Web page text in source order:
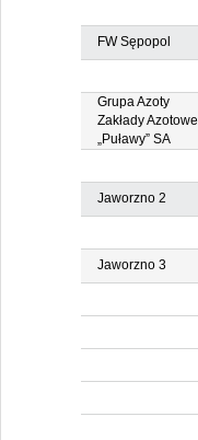
FW Sępopol
Grupa Azoty
Zakłady Azotowe
„Puławy” SA
Jaworzno 2
Jaworzno 3